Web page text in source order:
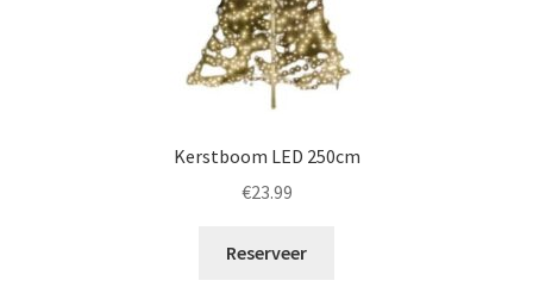
Kerstboom LED 250cm
€23.99
Reserveer